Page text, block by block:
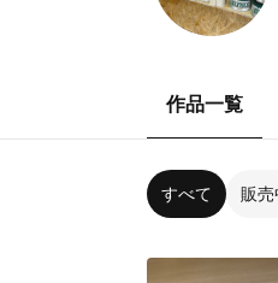
作品一覧
すべて 販売